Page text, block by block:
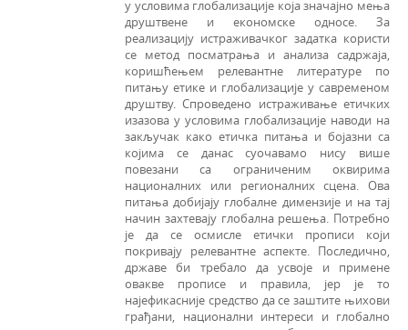
у условима глобализације која значајно мења
друштвене и економске односе. За
реализацију истраживачког задатка користи
се метод посматрања и анализа садржаја,
коришћењем релевантне литературе по
питању етике и глобализације у савременом
друштву. Спроведено истраживање етичких
изазова у условима глобализације наводи на
закључак како етичка питања и бојазни са
којима се данас суочавамо нису више
повезани са ограниченим оквирима
националних или регионалних сцена. Ова
питања добијају глобалне димензије и на тај
начин захтевају глобална решења. Потребно
је да се осмисле етички прописи који
покривају релевантне аспекте. Последично,
државе би требало да усвоје и примене
овакве прописе и правила, јер је то
најефикасније средство да се заштите њихови
грађани, национални интереси и глобално